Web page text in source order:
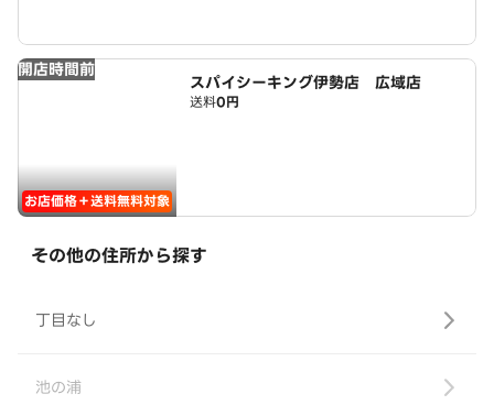
開店時間前
お店価格＋送料無料対象
スパイシーキング伊勢店 広域店
送料0円
その他の住所から探す
丁目なし
池の浦